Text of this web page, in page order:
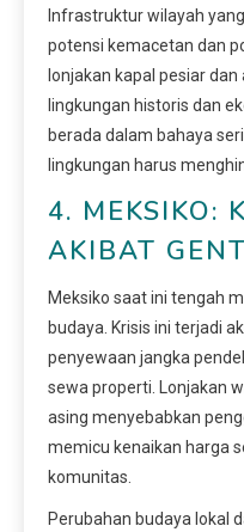
Infrastruktur wilayah
potensi kemacetan dan
lonjakan kapal pesiar
lingkungan historis dan
berada dalam bahaya
lingkungan harus
4. MEKSIKO:
AKIBAT
Meksiko saat ini tengah
budaya. Krisis ini terjadi
penyewaan jangka
sewa properti. Lonjakan
asing menyebabkan
memicu kenaikan harga
komunitas.
Perubahan budaya lokal